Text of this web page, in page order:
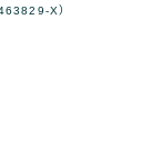
X）